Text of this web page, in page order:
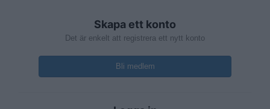
Skapa ett konto
Det är enkelt att registrera ett nytt konto
Bli medlem